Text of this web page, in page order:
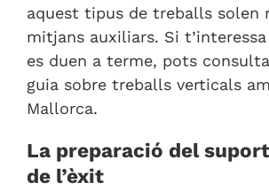
aquest tipus de treballs solen
mitjans auxiliars. Si
es duen a terme, pots
guia sobre treballs verticals
Mallorca.
La preparació del
de l’èxit